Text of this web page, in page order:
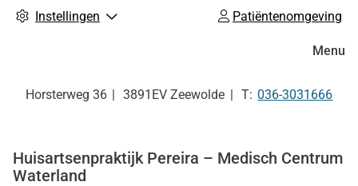
Instellingen Patiëntenomgeving
Horsterweg 36 3891EV Zeewolde Tel:
036-3031666
Huisartsenpraktijk Pereira – Medisch Centrum
Waterland
Menu